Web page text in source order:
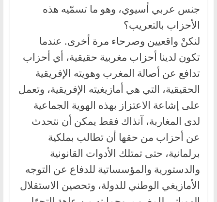
جنس عربي أسيوي، وهو ما تسمّيه هذه
الأحزاب بالتعريب؟
لنكنْ واقعيين وصرحاء مرة أخرى. عندما
تكون لدينا أحزاب مغربية حقيقية، أي أحزاب
تدافع عن أصالة المغرب وهويته الإفريقية
الحقيقية، التي هي أمازيغيته الإفريقية، وتعمل
على إشاعة الاعتزاز بهذه الهوية الجماعية
لدى المغاربة، آنذاك فقط يمكن أن نتحدث
عن أحزاب من حقها أن تطالب بملكية
برلمانية، حتى تمتلك الأدوات القانونية
والدستورية والمؤسساتية للدفاع عن التوجه
الأمازيغي الوطني للدولة، وتحصين الاستقلال